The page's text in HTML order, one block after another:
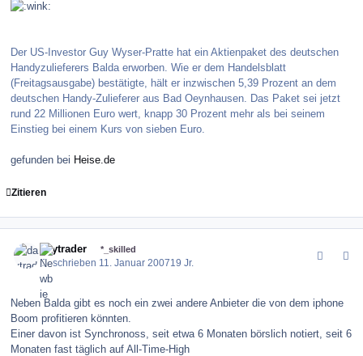
Der US-Investor Guy Wyser-Pratte hat ein Aktienpaket des deutschen
Handyzulieferers Balda erworben. Wie er dem Handelsblatt
(Freitagsausgabe) bestätigte, hält er inzwischen 5,39 Prozent an dem
deutschen Handy-Zulieferer aus Bad Oeynhausen. Das Paket sei jetzt
rund 22 Millionen Euro wert, knapp 30 Prozent mehr als bei seinem
Einstieg bei einem Kurs von sieben Euro.
gefunden bei Heise.de
Zitieren
daytrader *_skilled
Geschrieben 11. Januar 200719 Jr.
Neben Balda gibt es noch ein zwei andere Anbieter die von dem iphone
Boom profitieren könnten.
Einer davon ist Synchronoss, seit etwa 6 Monaten börslich notiert, seit 6
Monaten fast täglich auf All-Time-High